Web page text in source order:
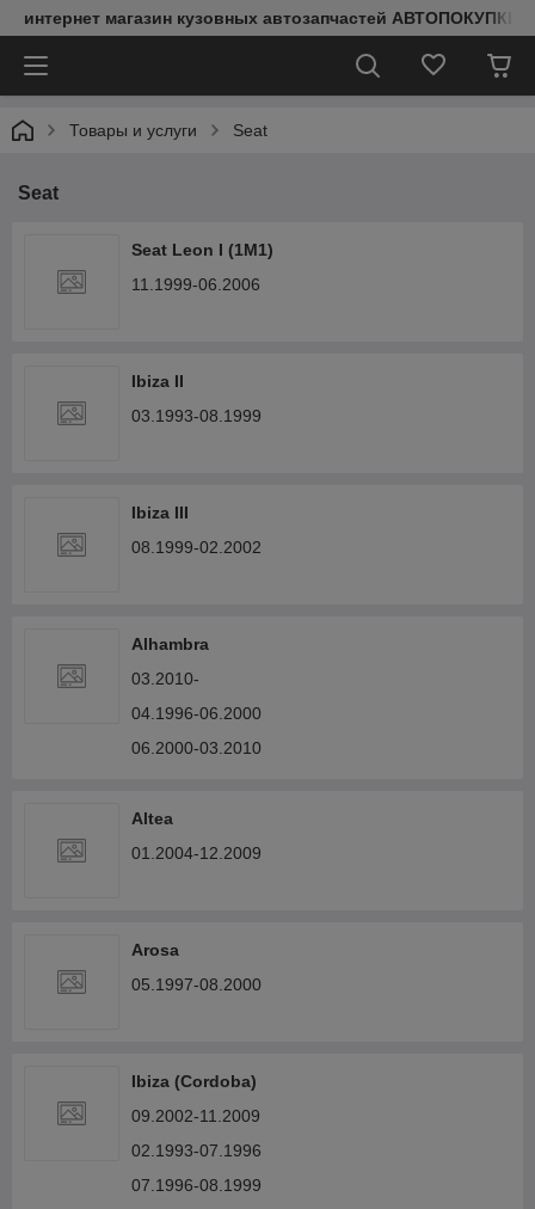
интернет магазин кузовных автозапчастей АВТОПОКУПКИ
Товары и услуги Seat
Seat
Seat Leon I (1M1)
11.1999-06.2006
Ibiza II
03.1993-08.1999
Ibiza III
08.1999-02.2002
Alhambra
03.2010-
04.1996-06.2000
06.2000-03.2010
Altea
01.2004-12.2009
Arosa
05.1997-08.2000
Ibiza (Cordoba)
09.2002-11.2009
02.1993-07.1996
07.1996-08.1999